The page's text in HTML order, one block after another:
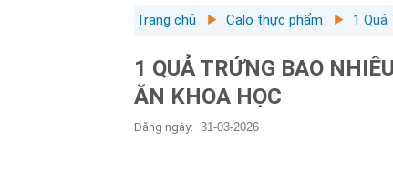
Trang chủ Calo thực phẩm 1 Quả
1 QUẢ TRỨNG BAO
ĂN KHOA HỌC
Đăng ngày: 31-03-2026